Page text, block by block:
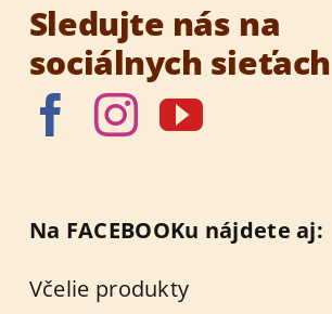
Sledujte nás na
sociálnych sieťach
Na FACEBOOKu nájdete aj:
Včelie produkty